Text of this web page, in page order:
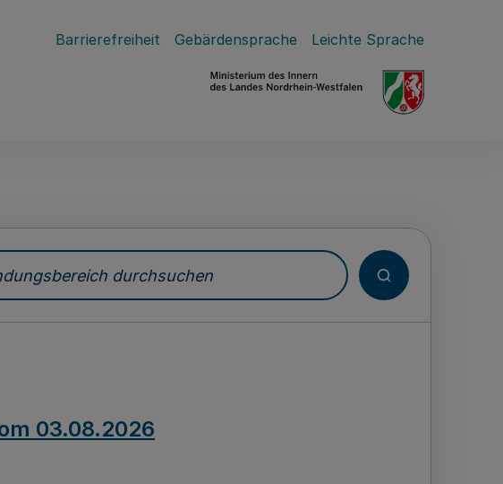
Barrierefreiheit Gebärdensprache Leichte Sprache
durchsuchen
03.08.2026